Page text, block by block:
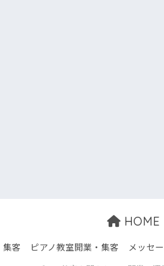
HOME
集客 ピアノ教室開業・集客 メッセ